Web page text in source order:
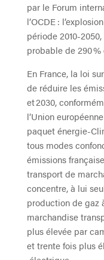
par le Forum
l’OCDE :
période 2010-
probable de 290
En France, la loi
de réduire les
et 2030,
l’Union
paquet énergie-
tous modes
émissions
transport de
concentre, à lui
production de gaz
marchandise
plus élevée par
et trente fois plus